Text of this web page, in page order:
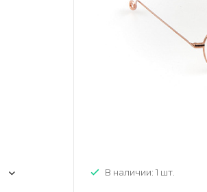
В наличии: 1 шт.